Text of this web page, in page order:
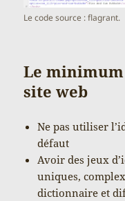
Le code source : flagrant.
Le
site web
Ne pas utiliser
défaut
Avoir des jeux
uniques,
dictionnaire et